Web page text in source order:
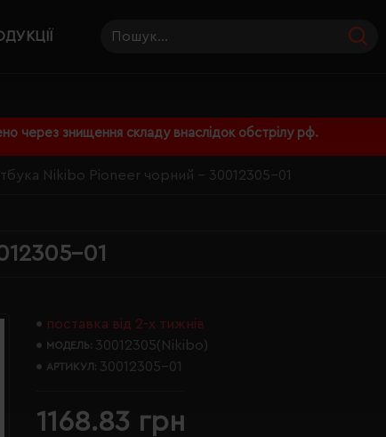
через знищення складу внаслідок обстрілу рф.
Nikibo Pioneer чорний - 30012305-01
01
поставка від 2-х тижнів
МОДЕЛЬ: 30012305(Nikibo)
АРТИКУЛ: 30012305-01
1168.83 грн